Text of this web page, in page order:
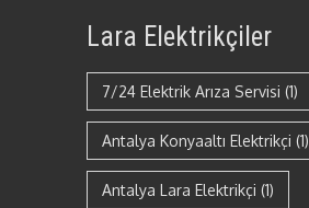
Lara Elektrikçiler
7/24 Elektrik Arıza Servisi (1)
Antalya Konyaaltı Elektrikçi (1)
Antalya Lara Elektrikçi (1)